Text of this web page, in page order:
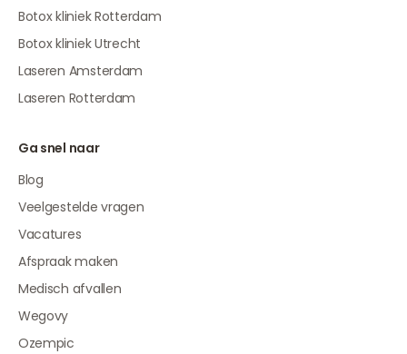
Botox kliniek Rotterdam
Botox kliniek Utrecht
Laseren Amsterdam
Laseren Rotterdam
Ga snel naar
Blog
Veelgestelde vragen
Vacatures
Afspraak maken
Medisch afvallen
Wegovy
Ozempic